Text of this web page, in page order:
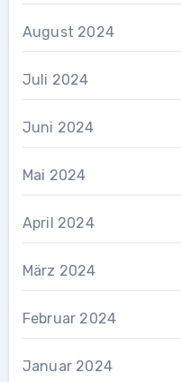
August 2024
Juli 2024
Juni 2024
Mai 2024
April 2024
März 2024
Februar 2024
Januar 2024